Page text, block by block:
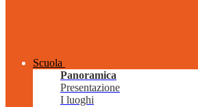
Scuola
Panoramica
Presentazione
I luoghi